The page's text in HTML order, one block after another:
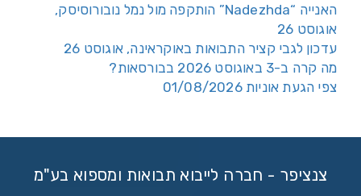
האנייה “Nadezhda” הותקפה מול נמל נובורוסיסק,
אוגוסט 26
עדכון לגבי קציר התבואות באוקראינה, אוגוסט 26
מה קרה ב-3 באוגוסט 2026 בבורסאות?
צפי הגעת אוניות 01/08/2026
צנציפר - חברה לייבוא תבואות ומספוא בע"מ